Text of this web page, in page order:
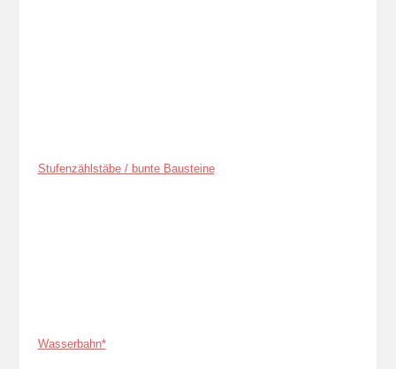
Stufenzählstäbe / bunte Bausteine
Wasserbahn*